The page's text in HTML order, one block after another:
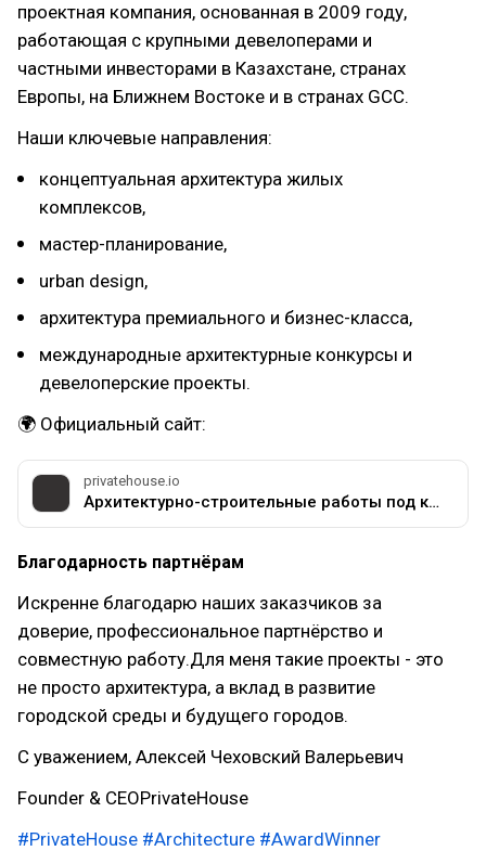
проектная компания, основанная в 2009 году,
работающая с крупными девелоперами и
частными инвесторами в Казахстане, странах
Европы, на Ближнем Востоке и в странах GCC.
Наши ключевые направления:
концептуальная архитектура жилых
комплексов,
мастер-планирование,
urban design,
архитектура премиального и бизнес-класса,
международные архитектурные конкурсы и
девелоперские проекты.
🌍 Официальный сайт:
privatehouse.io
Архитектурно-строительные работы под ключ: цены от компании PrivateHouse
Благодарность партнёрам
Искренне благодарю наших заказчиков за
доверие, профессиональное партнёрство и
совместную работу.Для меня такие проекты - это
не просто архитектура, а вклад в развитие
городской среды и будущего городов.
С уважением, Алексей Чеховский Валерьевич
Founder & CEOPrivateHouse
#PrivateHouse #Architecture #AwardWinner